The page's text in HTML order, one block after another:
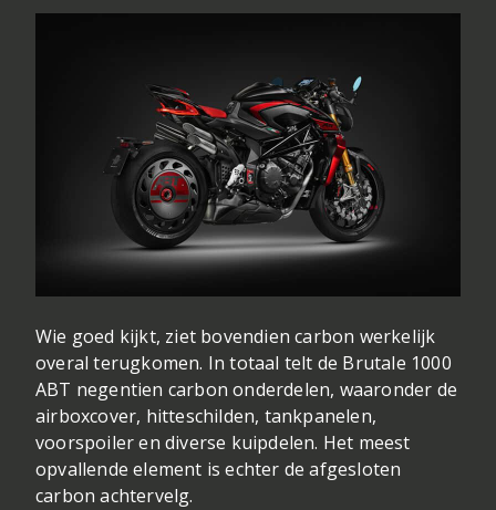
Wie goed kijkt, ziet bovendien carbon werkelijk
overal terugkomen. In totaal telt de Brutale 1000
ABT negentien carbon onderdelen, waaronder de
airboxcover, hitteschilden, tankpanelen,
voorspoiler en diverse kuipdelen. Het meest
opvallende element is echter de afgesloten
carbon achtervelg.